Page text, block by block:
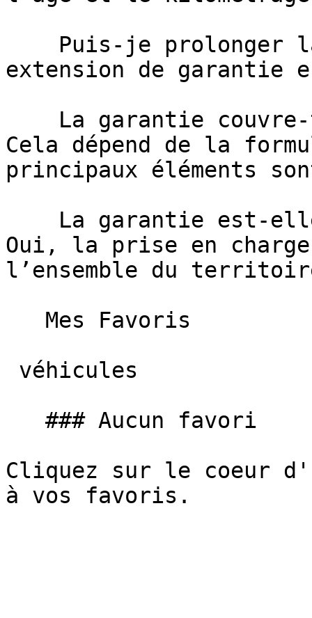
extension de garantie
Cela dépend de la
principaux éléments
Oui, la prise en
l’ensemble du
Cliquez sur le coeur